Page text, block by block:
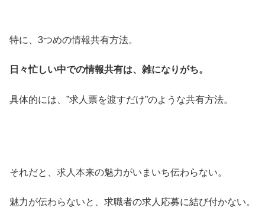
特に、3つめの情報共有方法。
日々忙しい中での情報共有は、雑になりがち。
具体的には、”求人票を渡すだけ”のような共有方法。
それだと、求人本来の魅力がいまいち伝わらない。
魅力が伝わらないと、求職者の求人応募に結び付かない。